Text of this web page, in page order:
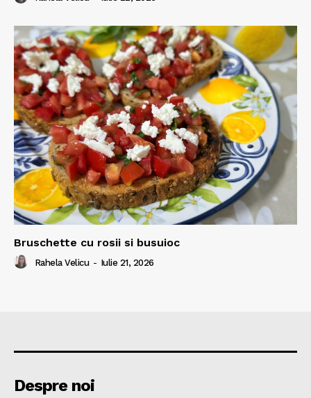
Bruschette cu rosii si busuioc
Rahela Velicu - Iulie 21, 2026
Despre noi